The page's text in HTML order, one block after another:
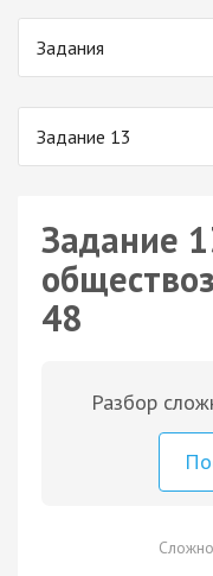
Задания
Задание 13
Задание
48
Разбор